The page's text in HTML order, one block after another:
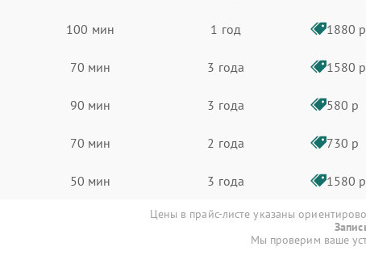
100 мин 1 год 1880 р
70 мин 3 года 1580 р
90 мин 3 года 580 р
70 мин 2 года 730 р
50 мин 3 года 1580 р
Цены в прайс-листе указаны
Мы проверим ваше